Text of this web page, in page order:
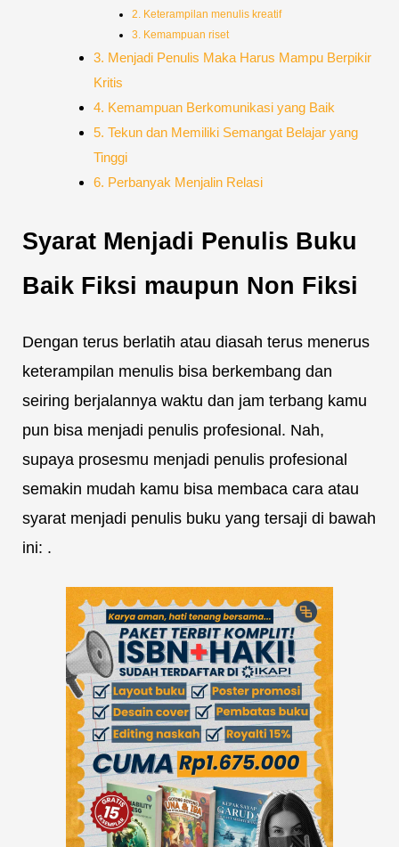
2. Keterampilan menulis kreatif
3. Kemampuan riset
3. Menjadi Penulis Maka Harus Mampu Berpikir
Kritis
4. Kemampuan Berkomunikasi yang Baik
5. Tekun dan Memiliki Semangat Belajar yang
Tinggi
6. Perbanyak Menjalin Relasi
Syarat Menjadi Penulis Buku
Baik Fiksi maupun Non Fiksi
Dengan terus berlatih atau diasah terus menerus
keterampilan menulis bisa berkembang dan
seiring berjalannya waktu dan jam terbang kamu
pun bisa menjadi penulis profesional. Nah,
supaya prosesmu menjadi penulis profesional
semakin mudah kamu bisa membaca cara atau
syarat menjadi penulis buku yang tersaji di bawah
ini: .